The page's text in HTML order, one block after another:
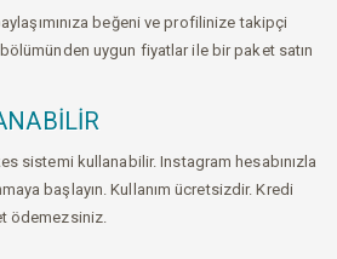
beğeni ve profilinize takipçi
uygun fiyatlar ile bir paket satın
sistemi kullanabilir. Instagram hesabınızla
başlayın. Kullanım ücretsizdir. Kredi
ödemezsiniz.